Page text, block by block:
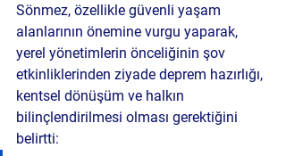
Sönmez, özellikle güvenli yaşam
alanlarının önemine vurgu yaparak,
yerel yönetimlerin önceliğinin şov
etkinliklerinden ziyade deprem hazırlığı,
kentsel dönüşüm ve halkın
bilinçlendirilmesi olması gerektiğini
belirtti: